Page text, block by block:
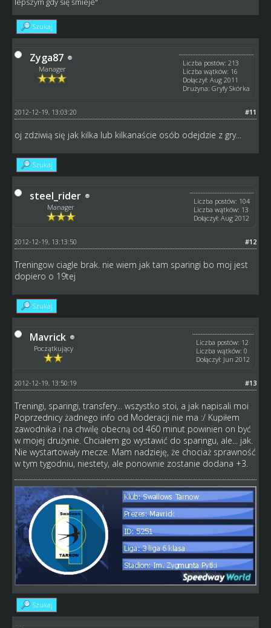
Szukaj
Zyga87
Manager
Liczba postów: 213
Liczba wątków: 16
Dołączył: Aug 2011
Drużyna: Gryfy Skórka
#11
2012-12-19, 13:03:20
oj zdziwią się jak kilka lub kilkanaście osób odejdzie z gry...
Szukaj
steel_rider
Manager
Liczba postów: 104
Liczba wątków: 13
Dołączył: Aug 2012
#12
2012-12-19, 13:13:50
Treningow ciagle brak. nie wiem jak tam sparingi bo moj jest
dopiero o 19tej
Szukaj
Mavrick
Początkujący
Liczba postów: 12
Liczba wątków: 0
Dołączył: Jun 2012
#13
2012-12-19, 13:50:19
Treningi, sparingi, transfery... wszystko stoi, a jak napisali moi
Poprzednicy żadnego info od Moderacji nie ma :/ Kupiłem
zawodnika i na chwilę obecną od 460 minut powinien on być
w mojej drużynie. Chciałem go wystawić do sparingu, ale... jak.
Nie wystartowały mecze. Mam nadzieję, że chociaż sprawność
w tym tygodniu, niestety, ale ponownie zostanie dodana +3.
Szukaj